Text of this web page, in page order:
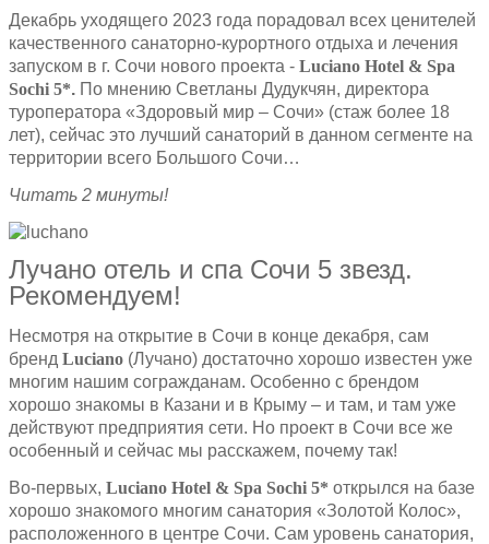
Декабрь уходящего 2023 года порадовал всех ценителей
качественного санаторно-курортного отдыха и лечения
запуском в г. Сочи нового проекта - Luciano Hotel & Spa
Sochi 5*. По мнению Светланы Дудукчян, директора
туроператора «Здоровый мир – Сочи» (стаж более 18
лет), сейчас это лучший санаторий в данном сегменте на
территории всего Большого Сочи…
Читать 2 минуты!
Лучано отель и спа Сочи 5 звезд.
Рекомендуем!
Несмотря на открытие в Сочи в конце декабря, сам
бренд Luciano (Лучано) достаточно хорошо известен уже
многим нашим согражданам. Особенно с брендом
хорошо знакомы в Казани и в Крыму – и там, и там уже
действуют предприятия сети. Но проект в Сочи все же
особенный и сейчас мы расскажем, почему так!
Во-первых, Luciano Hotel & Spa Sochi 5* открылся на базе
хорошо знакомого многим санатория «Золотой Колос»,
расположенного в центре Сочи. Сам уровень санатория,